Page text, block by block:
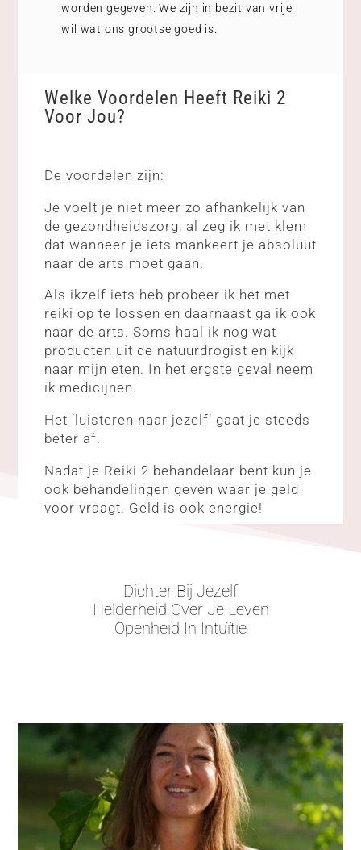
worden gegeven. We zijn in bezit van vrije
wil wat ons grootse goed is.
Welke Voordelen Heeft Reiki 2
Voor Jou?
De voordelen zijn:
Je voelt je niet meer zo afhankelijk van
de gezondheidszorg, al zeg ik met klem
dat wanneer je iets mankeert je absoluut
naar de arts moet gaan.
Als ikzelf iets heb probeer ik het met
reiki op te lossen en daarnaast ga ik ook
naar de arts. Soms haal ik nog wat
producten uit de natuurdrogist en kijk
naar mijn eten. In het ergste geval neem
ik medicijnen.
Het ‘luisteren naar jezelf’ gaat je steeds
beter af.
Nadat je Reiki 2 behandelaar bent kun je
ook behandelingen geven waar je geld
voor vraagt. Geld is ook energie!
Dichter Bij Jezelf
Helderheid Over Je Leven
Openheid In Intuïtie